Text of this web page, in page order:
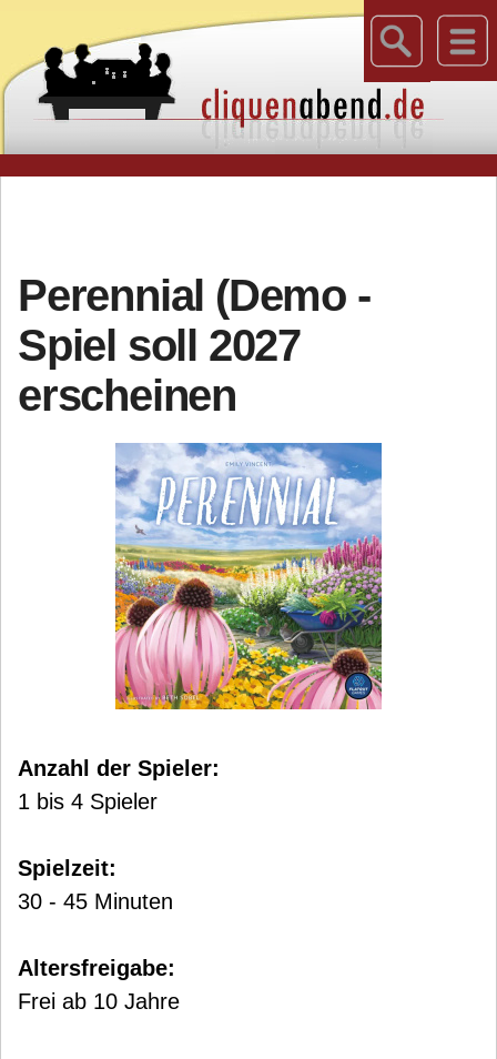
Perennial (Demo -
Spiel soll 2027
erscheinen
Anzahl der Spieler:
1 bis 4 Spieler
Spielzeit:
30 - 45 Minuten
Altersfreigabe:
Frei ab 10 Jahre